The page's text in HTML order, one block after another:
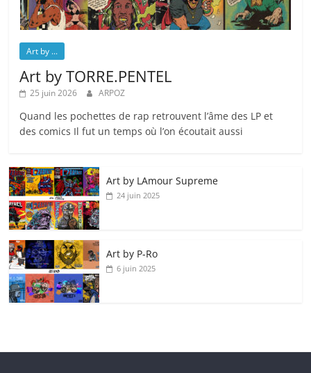
Art by ...
Art by TORRE.PENTEL
25 juin 2026 ARPOZ
Quand les pochettes de rap retrouvent l’âme des LP et
des comics Il fut un temps où l’on écoutait aussi
Art by LAmour Supreme
24 juin 2025
Art by P‑Ro
6 juin 2025